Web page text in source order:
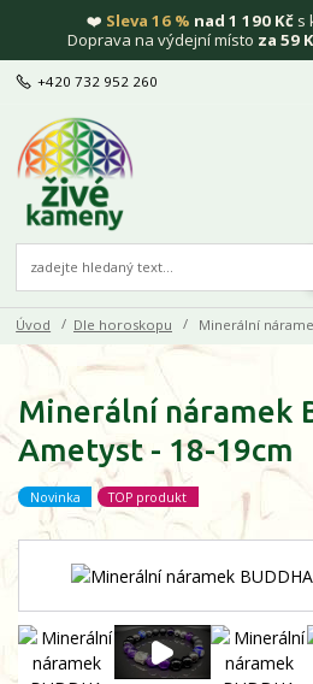
❤️ Sleva 16 % nad 1 190 Kč s
Doprava na výdejní místo za 59
+420 732 952 260
Úvod Dle horoskopu Minerální
Minerální náramek
Ametyst - 18-19cm
Novinka TOP produkt